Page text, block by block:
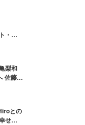
・
梨和
佐藤隆
との
せ」